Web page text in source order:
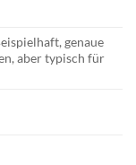
genaue
aber typisch für